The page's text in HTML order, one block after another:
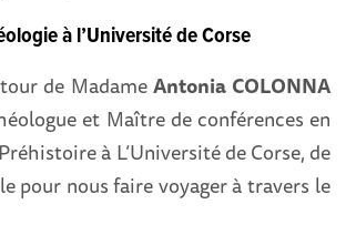
à l’Université de Corse
de MadameAntonia COLONNA
et Maître de conférences en
à L’Université de Corse, de
pour nous faire voyager à travers le